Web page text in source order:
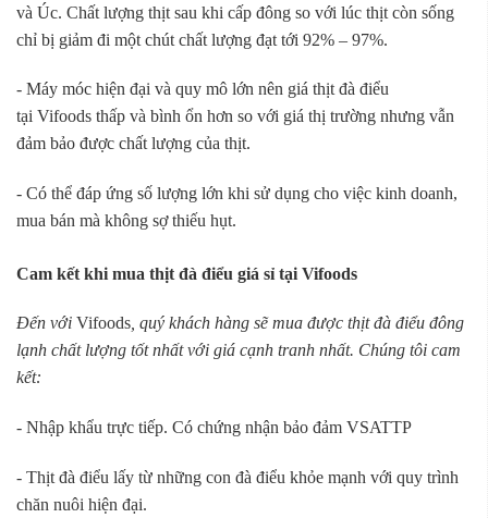
và Úc. Chất lượng thịt sau khi cấp đông so với lúc thịt còn sống
chỉ bị giảm đi một chút chất lượng đạt tới 92% – 97%.
- Máy móc hiện đại và quy mô lớn nên giá thịt đà điểu
tại Vifoods thấp và bình ổn hơn so với giá thị trường nhưng vẫn
đảm bảo được chất lượng của thịt.
- Có thể đáp ứng số lượng lớn khi sử dụng cho việc kinh doanh,
mua bán mà không sợ thiếu hụt.
Cam kết khi mua thịt đà điểu giá sỉ tại Vifoods
Đến với Vifoods , quý khách hàng sẽ mua được thịt đà điểu đông
lạnh chất lượng tốt nhất với giá cạnh tranh nhất. Chúng tôi cam
kết:
- Nhập khẩu trực tiếp. Có chứng nhận bảo đảm VSATTP
- Thịt đà điểu lấy từ những con đà điểu khỏe mạnh với quy trình
chăn nuôi hiện đại.